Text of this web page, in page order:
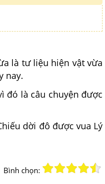
là tư liệu hiện vật vừa
nay.
đó là câu chuyện được
dời đô được vua Lý
Bình chọn: